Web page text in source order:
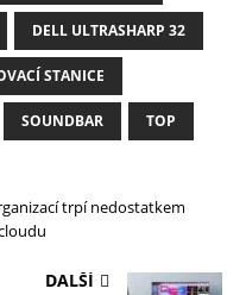
DELL ULTRASHARP 32
STANICE
SOUNDBAR TOP
trpí nedostatkem
DALŠÍ